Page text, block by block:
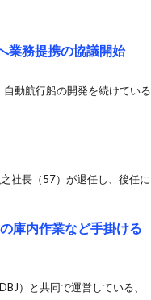
業務提携の協議開始
動航行船の開発を続けている
社長（57）が退任し、後任に
庫内作業など手掛ける
）と共同で運営している、